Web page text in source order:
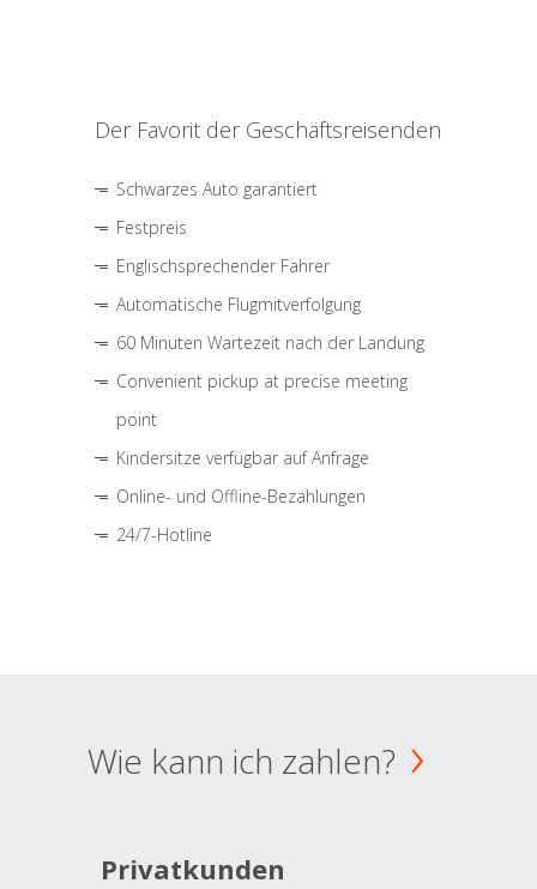
Der Favorit der Geschäftsreisenden
Schwarzes Auto garantiert
Festpreis
Englischsprechender Fahrer
Automatische Flugmitverfolgung
60 Minuten Wartezeit nach der Landung
Convenient pickup at precise meeting
point
Kindersitze verfügbar auf Anfrage
Online- und Offline-Bezahlungen
24/7-Hotline
Wie kann ich zahlen?
Privatkunden